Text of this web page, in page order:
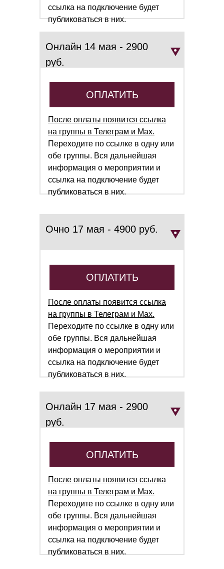
ссылка на подключение будет
публиковаться в них.
Онлайн 14 мая - 2900
руб.
ОПЛАТИТЬ
После оплаты появится ссылка
на группы в Телеграм и Мах.
Переходите по ссылке в одну или
обе группы. Вся дальнейшая
информация о мероприятии и
ссылка на подключение будет
публиковаться в них.
Очно 17 мая - 4900 руб.
ОПЛАТИТЬ
После оплаты появится ссылка
на группы в Телеграм и Мах.
Переходите по ссылке в одну или
обе группы. Вся дальнейшая
информация о мероприятии и
ссылка на подключение будет
публиковаться в них.
Онлайн 17 мая - 2900
руб.
ОПЛАТИТЬ
После оплаты появится ссылка
на группы в Телеграм и Мах.
Переходите по ссылке в одну или
обе группы. Вся дальнейшая
информация о мероприятии и
ссылка на подключение будет
публиковаться в них.